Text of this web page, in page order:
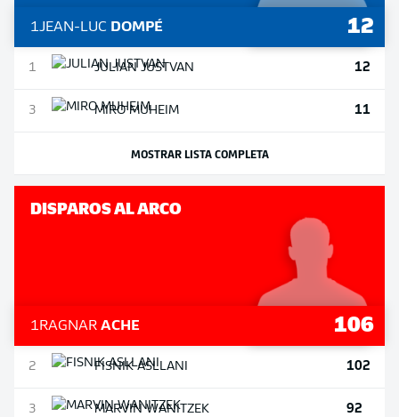
1JEAN-LUC DOMPÉ 12
1 JULIANJUSTVAN 12
3 MIROMUHEIM 11
MOSTRAR LISTA COMPLETA
DISPAROS AL ARCO
1RAGNAR ACHE 106
2 FISNIKASLLANI 102
3 MARVINWANITZEK 92